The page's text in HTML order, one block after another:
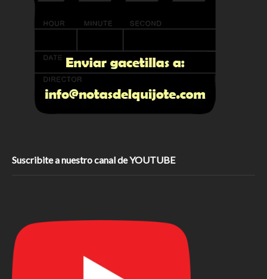
Suscribite a nuestro canal de YOUTUBE